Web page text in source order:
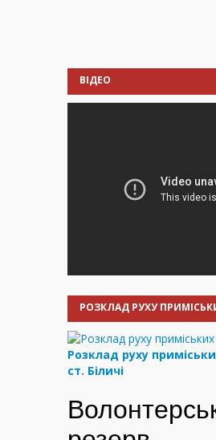
ВІДЕО
РОЗКЛАД РУХУ
Розклад руху
ст. Біличі